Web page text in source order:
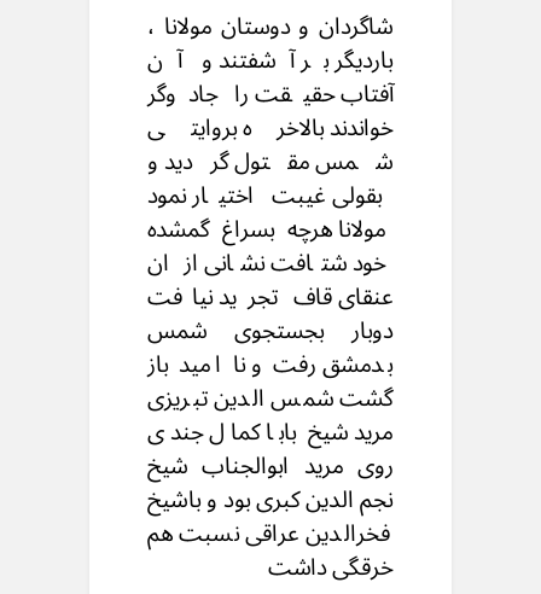
شاگردان و دوستان مولانا ،
باردیگر بر آشفتند و آن
آفتاب حقیقت را جادوگر
خواندند بالاخره بروایتی
شمس مقتول گردید و
بقولی غیبت اختیار نمود
مولانا هرچه بسراغ گمشده
خود شتافت نشانی از ان
عنقای قاف تجرید نیافت
دوبار بجستجوی شمس
بدمشق رفت و نا امید باز
گشت شمس الدین تبریزی
مرید شیخ بابا کمال جندی
روی مرید ابوالجناب شیخ
نجم الدین کبری بود و باشیخ
فخرالدین عراقی نسبت هم
خرقگی داشت